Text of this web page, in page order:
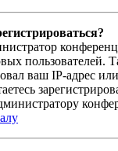
пользователей.
ваш IP-адрес